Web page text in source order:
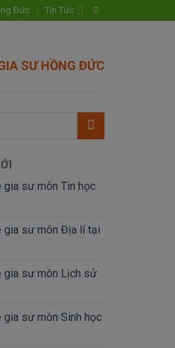
Đức Tin Tức
SƯ HỒNG ĐỨC
gia sư môn Tin học
gia sư môn Địa lí tại
gia sư môn Lịch sử
gia sư môn Sinh học